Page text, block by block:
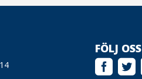
FÖLJ OSS